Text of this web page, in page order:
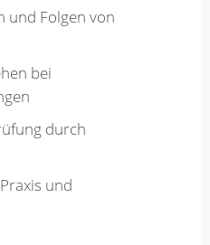
und Folgen von
bei
durch
und